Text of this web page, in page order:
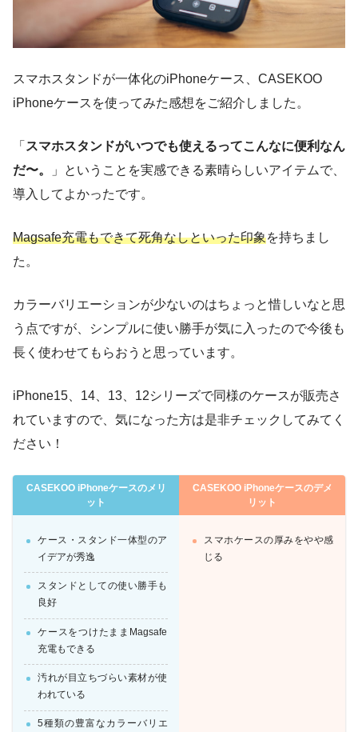
スマホスタンドが一体化のiPhoneケース、CASEKOO
iPhoneケースを使ってみた感想をご紹介しました。
「 スマホスタンドがいつでも使えるってこんなに便利なん
だ〜。
」ということを実感できる素晴らしいアイテムで、
導入してよかったです。
Magsafe充電もできて死角なしといった印象を持ちまし
た。
カラーバリエーションが少ないのはちょっと惜しいなと思
う点ですが、シンプルに使い勝手が気に入ったので今後も
長く使わせてもらおうと思っています。
iPhone15、14、13、12シリーズで同様のケースが販売さ
れていますので、気になった方は是非チェックしてみてく
ださい！
CASEKOO iPhoneケースのメリ
ット
ケース・スタンド一体型のア
イデアが秀逸
スタンドとしての使い勝手も
良好
ケースをつけたままMagsafe
充電もできる
汚れが目立ちづらい素材が使
われている
5種類の豊富なカラーバリエ
CASEKOO iPhoneケースのデメ
リット
スマホケースの厚みをやや感
じる